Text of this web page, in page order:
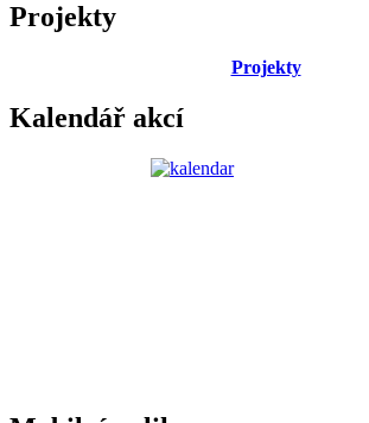
Projekty
Projekty
Kalendář akcí